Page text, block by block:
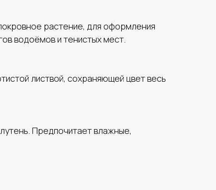
растение, для оформления
водоёмов и тенистых мест.
листвой, сохраняющей цвет весь
Предпочитает влажные,